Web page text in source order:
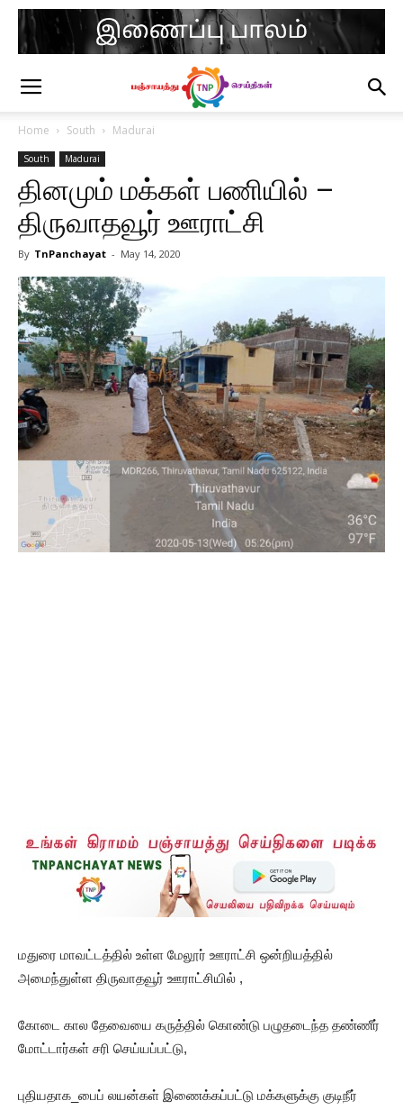
Home South Madurai
South Madurai
தினமும் மக்கள் பணியில் –
திருவாதவூர் ஊராட்சி
By TnPanchayat - May 14, 2020
மதுரை மாவட்டத்தில் உள்ள மேலூர் ஊராட்சி ஒன்றியத்தில்
அமைந்துள்ள திருவாதவூர் ஊராட்சியில் ,
கோடை கால தேவையை கருத்தில் கொண்டு பழுதடைந்த தண்ணீர்
மோட்டார்கள் சரி செய்யப்பட்டு,
புதியதாக_பைப் லயன்கள் இணைக்கப்பட்டு மக்களுக்கு குடிநீர்